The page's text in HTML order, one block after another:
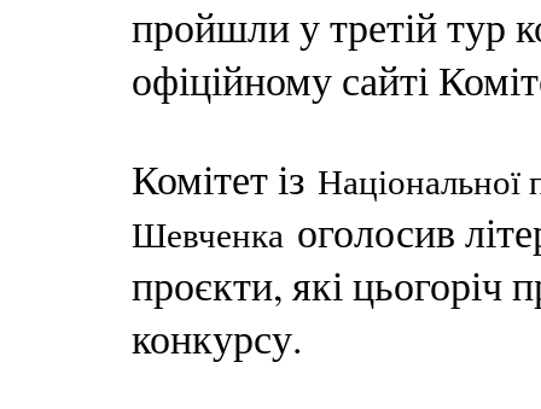
пройшли у третій тур
офіційному сайті
Комітет із Національної
Шевченка оголосив
проєкти, які цьогоріч
конкурсу.